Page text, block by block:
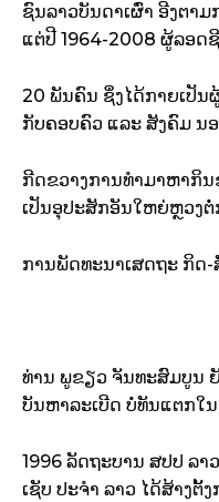
ຊົນ​ລາວ​ບັນດາເຜົ່າ ອີງ​ຕາ
ແຕ່​ປີ 1964-2008 ຜູ້​ລອດ​
20 ພັນ​ຄົນ ຊຶ່ງ​ໄດ້​ກາຍເປັນ
ກັບຄອບຄົວ ແລະ ສັງຄົມ ນ
ກີດຂວາງ​ການ​ທຳ​ມາ​ຫາ​ກິ
ເປັນ​ອຸປະສັກ​ອັນ​ໃຫຍ່​ຫຼວງ​
ການ​ພັດທະນາ​ເສດ​ຖະ ກິດ-
ທ່ານ ພູ​ຂຽວ ຈັນທະ​ສົມບູນ
ບັນຫາ​ລະເບີດ ບໍ່​ທັນ​ແຕກ​ໃ
1996 ລັດຖະບານ ສປປ ລ
ເຊັບ ປະຈຳ ລາວ ໄດ້​ສ້າງຕັ້